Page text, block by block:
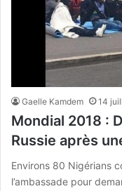
Gaelle Kamdem 14
Mondial 2018 :
Russie après
Environs 80 Nigérians
l’ambassade pour